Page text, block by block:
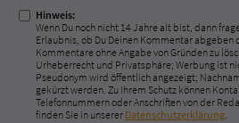
Hinweis:
Wenn Du noch nicht 14 Jahre alt bist, dann
Erlaubnis, ob Du Deinen Kommentar abgeben
Kommentare ohne Angabe von Gründen zu
Urheberrecht und Privatsphäre; Werbung ist
Pseudonym wird öffentlich angezeigt;
gekürzt werden. Zu Ihrem Schutz können
Telefonnummern oder Anschriften von der
finden Sie in unserer Datenschutzerklärung.